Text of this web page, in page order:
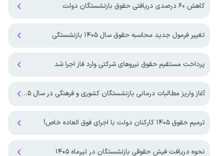
کاهش ۶۰ درصدی دریافتی حقوق بازنشستگان دولت
تغییر فرمول جدید محاسبه حقوق سال ۱۴۰۵ بازنشستگی
پرداخت مستقیم حقوق نیروهای شرکتی وارد فاز اجرا شد
آغاز واریز مطالبات درمانی بازنشستگان کشوری و فرهنگی در سال ۱۴۰۵
ترمیم حقوق ۱۴۰۵ کارکنان دولت با اجرای فوق العاده خاص!
نحوه دریافت فیش حقوقی بازنشستگان در تیرماه ۱۴۰۵